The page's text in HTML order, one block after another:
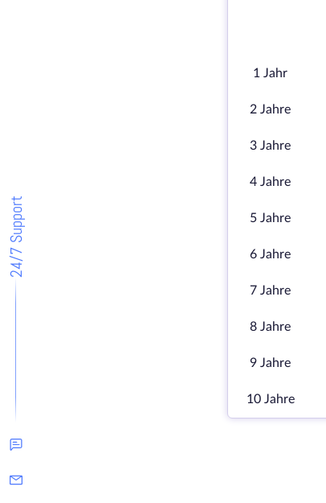
24/7 Support
1 Jahr
2 Jahre
3 Jahre
4 Jahre
5 Jahre
6 Jahre
7 Jahre
8 Jahre
9 Jahre
10 Jahre